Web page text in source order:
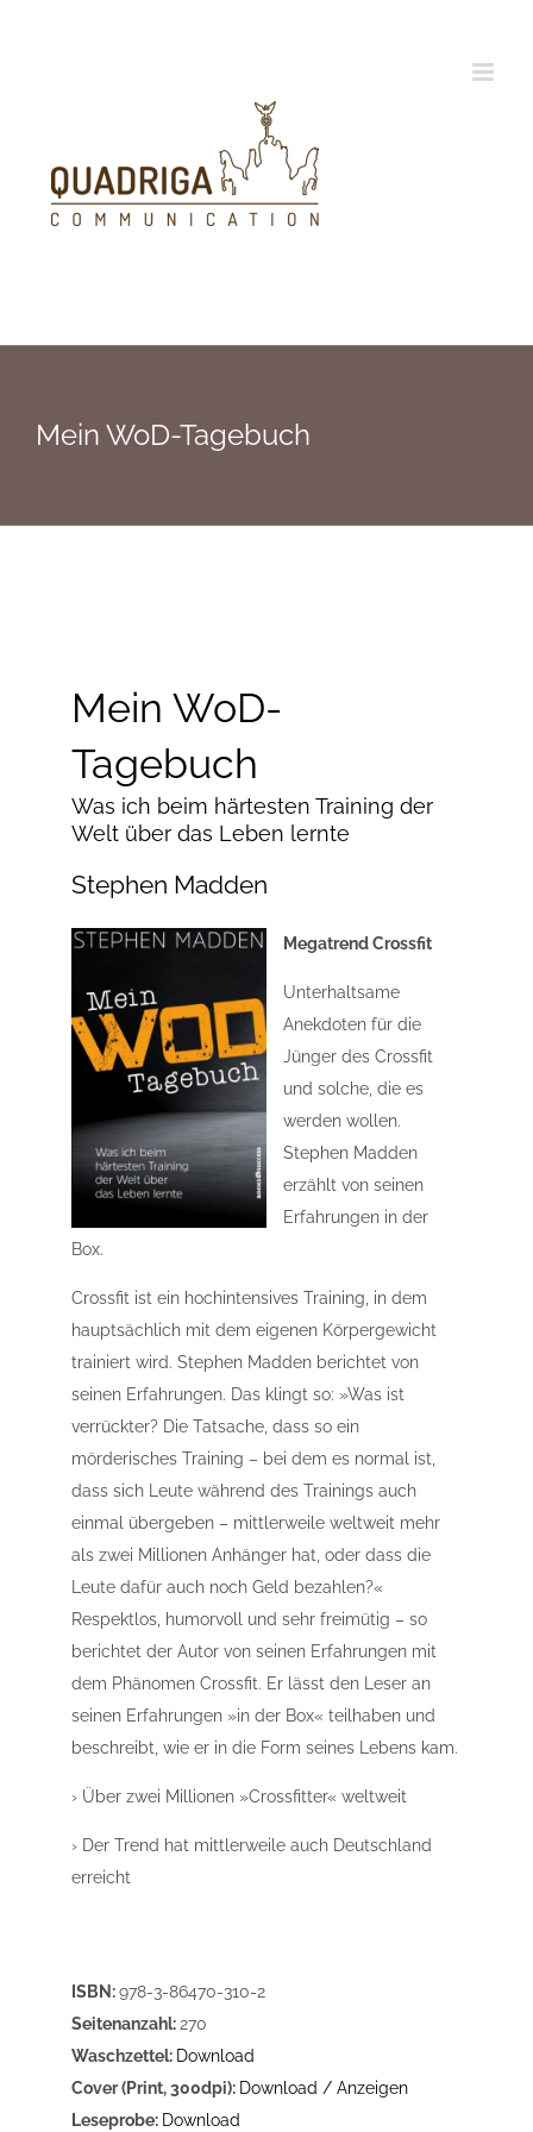
Mein WoD-Tagebuch
Mein WoD-
Tagebuch
Was ich beim härtesten Training der
Welt über das Leben lernte
Stephen Madden
Megatrend Crossfit
Unterhaltsame
Anekdoten für die
Jünger des Crossfit
und solche, die es
werden wollen.
Stephen Madden
erzählt von seinen
Erfahrungen in der
Box.
Crossfit ist ein hochintensives Training, in dem
hauptsächlich mit dem eigenen Körpergewicht
trainiert wird. Stephen Madden berichtet von
seinen Erfahrungen. Das klingt so: »Was ist
verrückter? Die Tatsache, dass so ein
mörderisches Training – bei dem es normal ist,
dass sich Leute während des Trainings auch
einmal übergeben – mittlerweile weltweit mehr
als zwei Millionen Anhänger hat, oder dass die
Leute dafür auch noch Geld bezahlen?«
Respektlos, humorvoll und sehr freimütig – so
berichtet der Autor von seinen Erfahrungen mit
dem Phänomen Crossfit. Er lässt den Leser an
seinen Erfahrungen »in der Box« teilhaben und
beschreibt, wie er in die Form seines Lebens kam.
› Über zwei Millionen »Crossfitter« weltweit
› Der Trend hat mittlerweile auch Deutschland
erreicht
ISBN:978-3-86470-310-2
Seitenanzahl: 270
Waschzettel: Download
Cover (Print, 300dpi): Download / Anzeigen
Leseprobe: Download